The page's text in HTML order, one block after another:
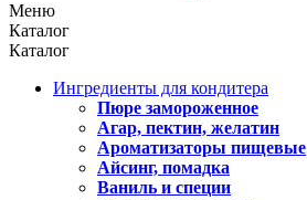
Меню
Каталог
Каталог
Ингредиенты для кондитера
Пюре замороженное
Агар, пектин, желатин
Ароматизаторы пищевые
Айсинг, помадка
Ваниль и специи